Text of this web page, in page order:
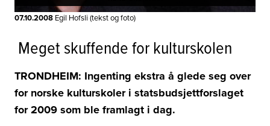
07.10.2008 Egil Hofsli (tekst og foto)
 Meget skuffende for kulturskolen
TRONDHEIM: Ingenting ekstra å glede seg over
for norske kulturskoler i statsbudsjettforslaget
for 2009 som ble framlagt i dag.